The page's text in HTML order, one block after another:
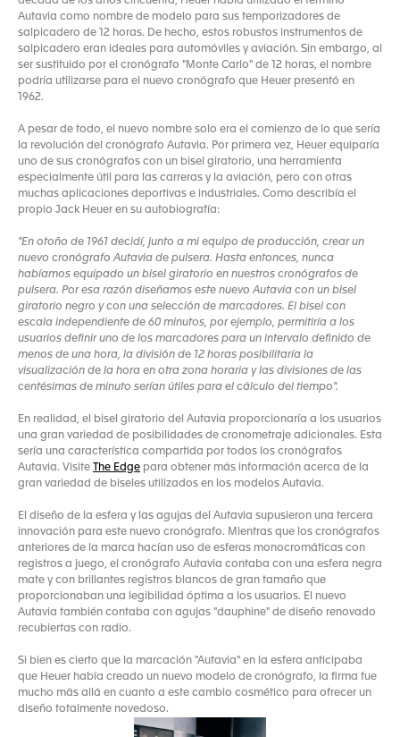
Autavia como nombre de modelo para sus temporizadores de
salpicadero de 12 horas. De hecho, estos robustos instrumentos de
salpicadero eran ideales para automóviles y aviación. Sin embargo, al
ser sustituido por el cronógrafo "Monte Carlo" de 12 horas, el nombre
podría utilizarse para el nuevo cronógrafo que Heuer presentó en
1962.
A pesar de todo, el nuevo nombre solo era el comienzo de lo que sería
la revolución del cronógrafo Autavia. Por primera vez, Heuer equiparía
uno de sus cronógrafos con un bisel giratorio, una herramienta
especialmente útil para las carreras y la aviación, pero con otras
muchas aplicaciones deportivas e industriales. Como describía el
propio Jack Heuer en su autobiografía:
"En otoño de 1961 decidí, junto a mi equipo de producción, crear un
nuevo cronógrafo Autavia de pulsera. Hasta entonces, nunca
habíamos equipado un bisel giratorio en nuestros cronógrafos de
pulsera. Por esa razón diseñamos este nuevo Autavia con un bisel
giratorio negro y con una selección de marcadores. El bisel con
escala independiente de 60 minutos, por ejemplo, permitiría a los
usuarios definir uno de los marcadores para un intervalo definido de
menos de una hora, la división de 12 horas posibilitaría la
visualización de la hora en otra zona horaria y las divisiones de las
centésimas de minuto serían útiles para el cálculo del tiempo".
En realidad, el bisel giratorio del Autavia proporcionaría a los usuarios
una gran variedad de posibilidades de cronometraje adicionales. Esta
sería una característica compartida por todos los cronógrafos
Autavia. Visite The Edge para obtener más información acerca de la
gran variedad de biseles utilizados en los modelos Autavia.
El diseño de la esfera y las agujas del Autavia supusieron una tercera
innovación para este nuevo cronógrafo. Mientras que los cronógrafos
anteriores de la marca hacían uso de esferas monocromáticas con
registros a juego, el cronógrafo Autavia contaba con una esfera negra
mate y con brillantes registros blancos de gran tamaño que
proporcionaban una legibilidad óptima a los usuarios. El nuevo
Autavia también contaba con agujas "dauphine" de diseño renovado
recubiertas con radio.
Si bien es cierto que la marcación "Autavia" en la esfera anticipaba
que Heuer había creado un nuevo modelo de cronógrafo, la firma fue
mucho más allá en cuanto a este cambio cosmético para ofrecer un
diseño totalmente novedoso.